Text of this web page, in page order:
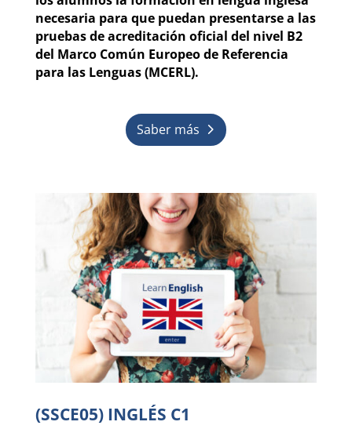
necesaria para que puedan presentarse a las
pruebas de acreditación oficial del nivel B2
del Marco Común Europeo de Referencia
para las Lenguas (MCERL).
Saber más
(SSCE05) INGLÉS C1